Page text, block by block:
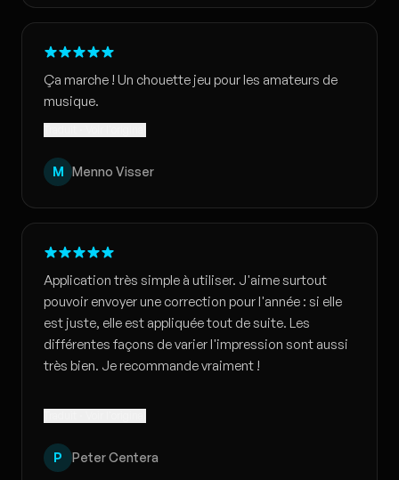
Ça marche ! Un chouette jeu pour les amateurs de
musique.
M Menno Visser
Application très simple à utiliser. J'aime surtout
pouvoir envoyer une correction pour l'année : si elle
est juste, elle est appliquée tout de suite. Les
différentes façons de varier l'impression sont aussi
très bien. Je recommande vraiment !
P Peter Centera